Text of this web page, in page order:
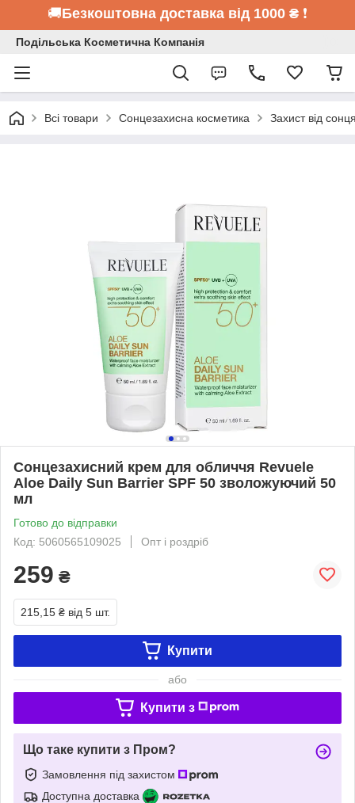
🚚Безкоштовна доставка від 1000 ₴ ❗
Подільська Косметична Компанія
Всі товари Сонцезахисна косметика Захист від
Сонцезахисний крем для обличчя Revuele
Aloe Daily Sun Barrier SPF 50 зволожуючий 50
мл
Готово до відправки
Код: 5060565109025
Опт і роздріб
259 ₴
215,15 ₴ від 5 шт.
Купити
або
Купити з
Що таке купити з Пром?
Замовлення під захистом
Доступна доставка